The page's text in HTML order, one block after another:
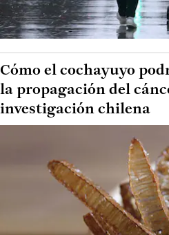
Cómo el cochayuyo
la propagación del
investigación chilena